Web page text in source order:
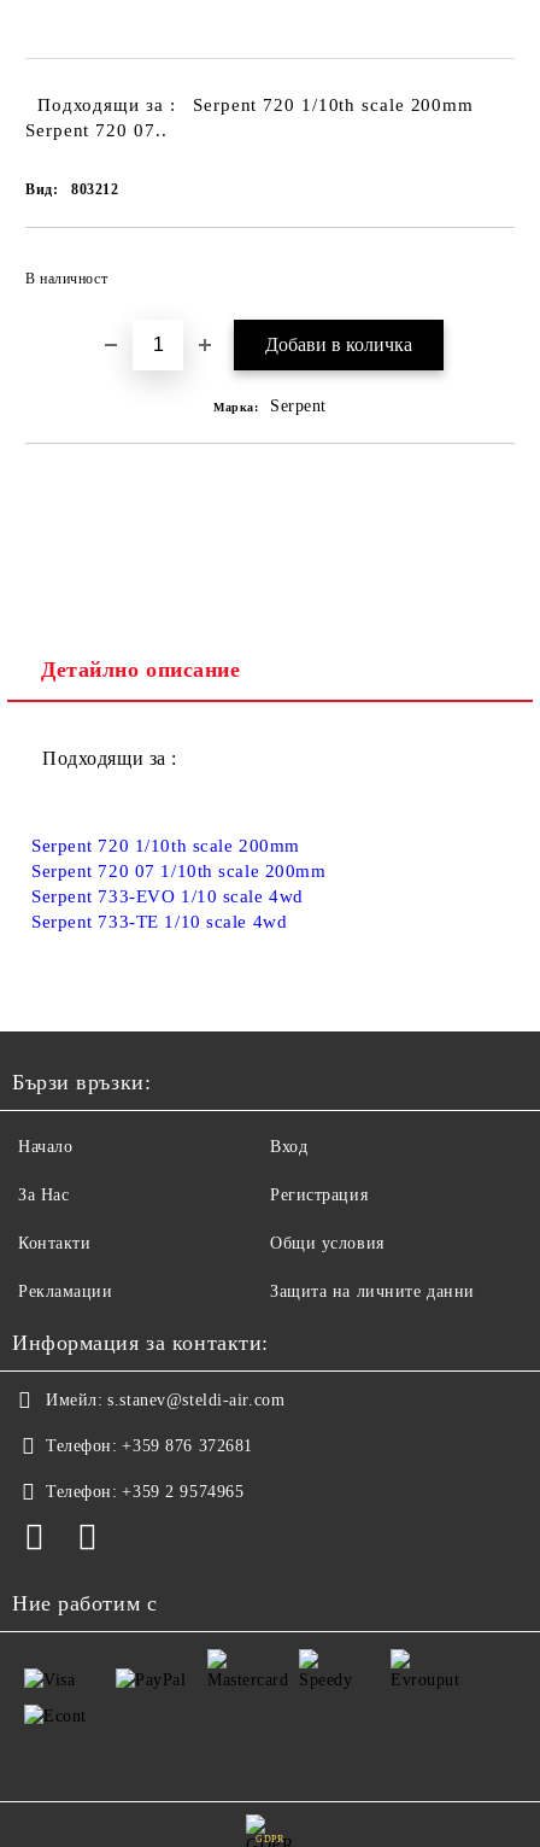
Подходящи за : Serpent 720 1/10th scale 200mm
Serpent 720 07..
Вид: 803212
В наличност
Марка: Serpent
Детайлно описание
Подходящи за :
Serpent 720 1/10th scale 200mm
Serpent 720 07 1/10th scale 200mm
Serpent 733-EVO 1/10 scale 4wd
Serpent 733-TE 1/10 scale 4wd
Бързи връзки:
Начало
За Нас
Контакти
Рекламации
Вход
Регистрация
Общи условия
Защита на личните данни
Информация за контакти:
Имейл: s.stanev@steldi-air.com
Телефон: +359 876 372681
Телефон: +359 2 9574965
Ние работим с
GDPR